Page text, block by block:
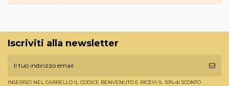
Iscriviti alla newsletter
INSERISCI NEL CARRELLO IL CODICE BENVENUTO E RICEVI IL 10% di SCONTO